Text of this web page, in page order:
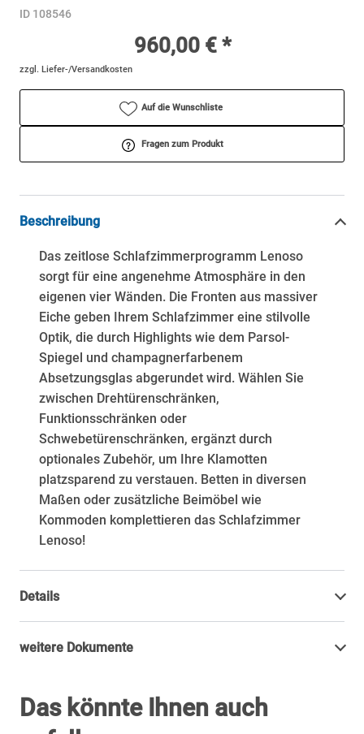
ID 108546
960,00 € *
zzgl. Liefer-/Versandkosten
Auf die Wunschliste
Fragen zum Produkt
Beschreibung
Das zeitlose Schlafzimmerprogramm Lenoso
sorgt für eine angenehme Atmosphäre in den
eigenen vier Wänden. Die Fronten aus massiver
Eiche geben Ihrem Schlafzimmer eine stilvolle
Optik, die durch Highlights wie dem Parsol-
Spiegel und champagnerfarbenem
Absetzungsglas abgerundet wird. Wählen Sie
zwischen Drehtürenschränken,
Funktionsschränken oder
Schwebetürenschränken, ergänzt durch
optionales Zubehör, um Ihre Klamotten
platzsparend zu verstauen. Betten in diversen
Maßen oder zusätzliche Beimöbel wie
Kommoden komplettieren das Schlafzimmer
Lenoso!
Details
weitere Dokumente
Das könnte Ihnen auch